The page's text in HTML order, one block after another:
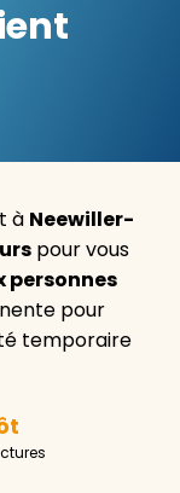
à Neewiller-
pour vous
personnes
pour
temporaire